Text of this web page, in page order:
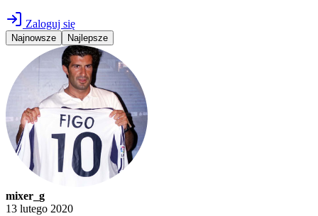
Zaloguj się
Najnowsze Najlepsze
mixer_g
13 lutego 2020